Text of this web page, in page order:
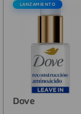
LANZAMIENTO
Dove